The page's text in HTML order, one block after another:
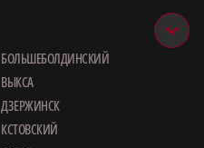
БОЛЬШЕБОЛДИНСКИЙ
ВЫКСА
ДЗЕРЖИНСК
КСТОВСКИЙ